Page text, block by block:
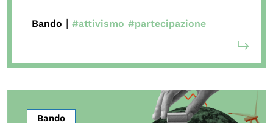
Bando | #attivismo #partecipazione
Bando